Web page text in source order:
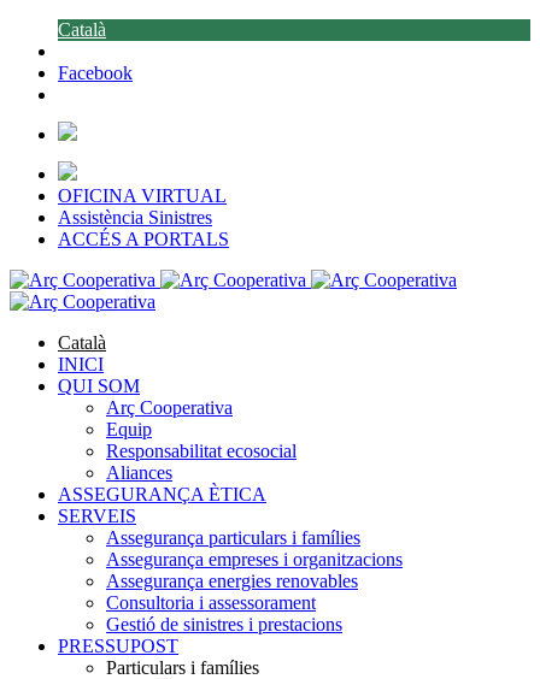
Català
Facebook
OFICINA VIRTUAL
Assistència Sinistres
ACCÉS A PORTALS
Català
INICI
QUI SOM
Arç Cooperativa
Equip
Responsabilitat ecosocial
Aliances
ASSEGURANÇA ÈTICA
SERVEIS
Assegurança particulars i famílies
Assegurança empreses i organitzacions
Assegurança energies renovables
Consultoria i assessorament
Gestió de sinistres i prestacions
PRESSUPOST
Particulars i famílies